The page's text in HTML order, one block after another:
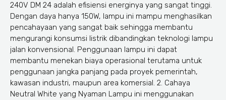
240V DM 24 adalah efisiensi energinya yang sangat tinggi.
Dengan daya hanya 150W, lampu ini mampu menghasilkan
pencahayaan yang sangat baik sehingga membantu
mengurangi konsumsi listrik dibandingkan teknologi lampu
jalan konvensional. Penggunaan lampu ini dapat
membantu menekan biaya operasional terutama untuk
penggunaan jangka panjang pada proyek pemerintah,
kawasan industri, maupun area komersial. 2. Cahaya
Neutral White yang Nyaman Lampu ini menggunakan